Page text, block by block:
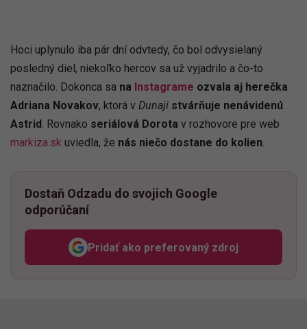
Hoci uplynulo iba pár dní odvtedy, čo bol odvysielaný
posledný diel, niekoľko hercov sa už vyjadrilo a čo-to
naznačilo. Dokonca sa na Instagrame ozvala aj herečka
Adriana Novakov, ktorá v Dunaji stvárňuje nenávidenú
Astrid. Rovnako seriálová Dorota v rozhovore pre web
markiza.sk uviedla, že nás niečo dostane do kolien.
Dostaň Odzadu do svojich Google
odporúčaní
Pridať ako preferovaný zdroj
Odzadu, odkaz sa otvorí v